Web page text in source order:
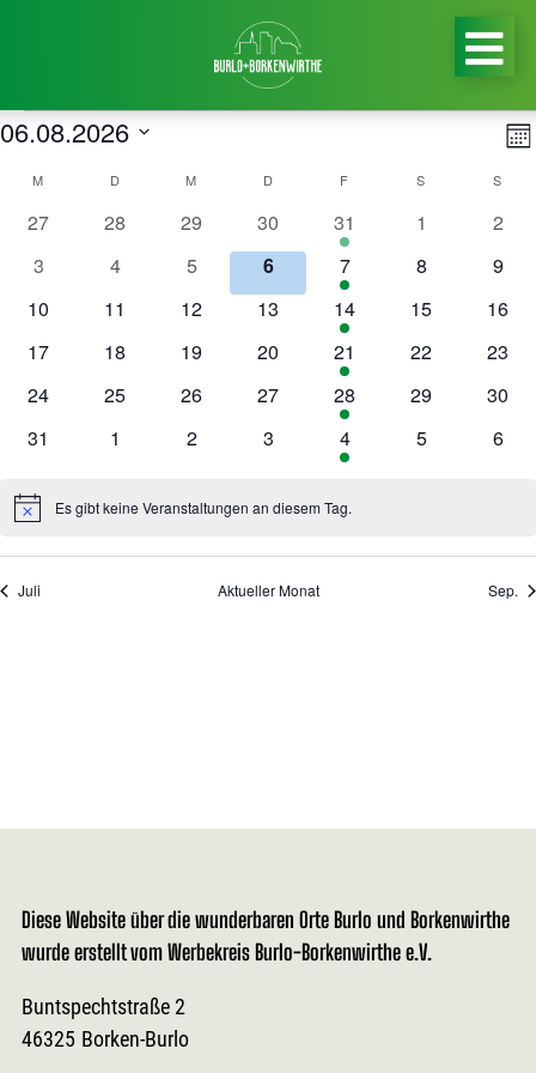
Veranstaltungen
06.08.2026
Kalender
von
Veranstaltungen
M DDIENSTAG M MITTWOCHDDONNERSTAG
F S S
0
27
0
Veranstaltungen
28
0
Veranstaltungen
29
0
Veranstaltungen
30
1
Veranstaltung
31
0
1
0
2
0
3
0
Veranstaltungen
4
0
Veranstaltungen
5
0
Veranstaltungen
6
1
Veranstaltung
7
0
8
0
9
0
10
0
11
0
12
0
Veranstaltungen
13
1
Veranstaltung
14
0
15
0
16
0
17
0
18
0
19
0
Veranstaltungen
20
1
Veranstaltung
21
0
22
0
23
0
24
0
25
0
26
0
Veranstaltungen
27
1
Veranstaltung
28
0
29
0
30
0
31
0
1
0
2
0
Veranstaltungen
3
1
Veranstaltung
4
0
5
0
6
HinweisEs gibt keine Veranstaltungen an diesem Tag.
Juli Aktueller Monat Sep.
Diese Website über die wunderbaren Orte Burlo und Borkenwirthe
wurde erstellt vom Werbekreis Burlo-Borkenwirthe e.V.
Buntspechtstraße 2
46325 Borken-Burlo